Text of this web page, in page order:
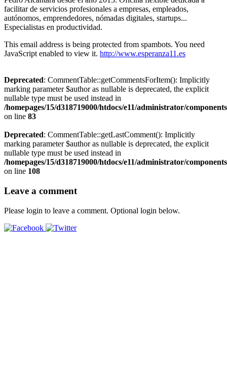
facilitar de servicios profesionales a empresas, empleados,
autónomos, emprendedores, nómadas digitales, startups...
Especialistas en productividad.
This email address is being protected from spambots. You need
JavaScript enabled to view it. http://www.esperanza11.es
Deprecated: CommentTable::getCommentsForItem(): Implicitly
marking parameter $author as nullable is deprecated, the explicit
nullable type must be used instead in
/homepages/15/d318719000/htdocs/e11/administrator/
on line 83
Deprecated: CommentTable::getLastComment(): Implicitly
marking parameter $author as nullable is deprecated, the explicit
nullable type must be used instead in
/homepages/15/d318719000/htdocs/e11/administrator/
on line 108
Leave a comment
Please login to leave a comment. Optional login below.